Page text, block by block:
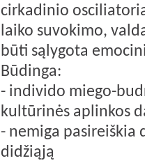
cirkadinio
laiko suvokimo,
būti sąlygota
Būdinga:
- individo miego-
kultūrinės aplinkos
- nemiga pasireiškia
didžiąją